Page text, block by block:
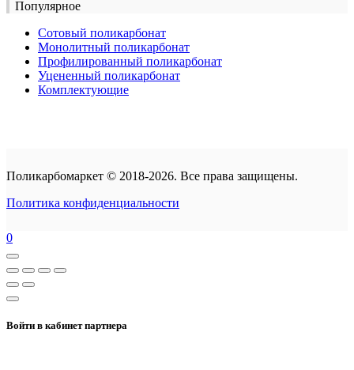
Популярное
Сотовый поликарбонат
Монолитный поликарбонат
Профилированный поликарбонат
Уцененный поликарбонат
Комплектующие
Поликарбомаркет © 2018-2026. Все права защищены.
Политика конфиденциальности
0
Войти в кабинет партнера